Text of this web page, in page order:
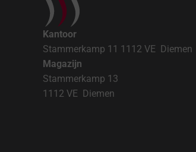
Kantoor
Stammerkamp 11 1112 VE Diemen
Magazijn
Stammerkamp 13
1112 VE Diemen